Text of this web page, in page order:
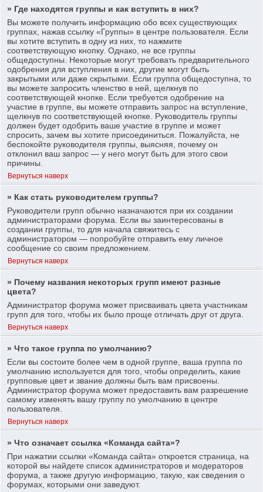
» Где находятся группы и как вступить в них?
Вы можете получить информацию обо всех существующих
группах, нажав ссылку «Группы» в центре пользователя. Если
вы хотите вступить в одну из них, то нажмите
соответствующую кнопку. Однако, не все группы
общедоступны. Некоторые могут требовать предварительного
одобрения для вступления в них, другие могут быть
закрытыми или даже скрытыми. Если группа общедоступна, то
вы можете запросить членство в ней, щелкнув по
соответствующей кнопке. Если требуется одобрение на
участие в группе, вы можете отправить запрос на вступление,
щелкнув по соответствующей кнопке. Руководитель группы
должен будет одобрить ваше участие в группе и может
спросить, зачем вы хотите присоединиться. Пожалуйста, не
беспокойте руководителя группы, выясняя, почему он
отклонил ваш запрос — у него могут быть для этого свои
причины.
Вернуться наверх
» Как стать руководителем группы?
Руководители групп обычно назначаются при их создании
администраторами форума. Если вы заинтересованы в
создании группы, то для начала свяжитесь с
администратором — попробуйте отправить ему личное
сообщение со своим предложением.
Вернуться наверх
» Почему названия некоторых групп имеют разные
цвета?
Администратор форума может присваивать цвета участникам
групп для того, чтобы их было проще отличать друг от друга.
Вернуться наверх
» Что такое группа по умолчанию?
Если вы состоите более чем в одной группе, ваша группа по
умолчанию используется для того, чтобы определить, какие
групповые цвет и звание должны быть вам присвоены.
Администратор форума может предоставить вам разрешение
самому изменять вашу группу по умолчанию в центре
пользователя.
Вернуться наверх
» Что означает ссылка «Команда сайта»?
При нажатии ссылки «Команда сайта» откроется страница, на
которой вы найдете список администраторов и модераторов
форума, а также другую информацию, такую, как сведения о
форумах, которыми они заведуют.